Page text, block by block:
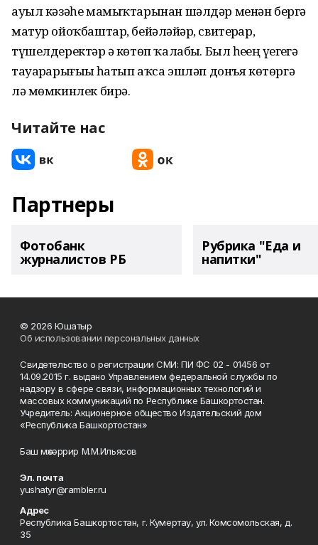
ауыл кәзәһе мамыҡтарынан шәлдәр менән бергә
матур ойоҡбаштар, бейәләйҙәр, свитерҙар,
түшелдеректәр ҙә көтөп ҡалабыҙ. Был һеҙҙең үҙегеҙгә
тауарҙарығыҙҙы һатып аҡса эшләп донъя көтөргә
лә мөмкинлек бирә.
Читайте нас
Партнеры
Фотобанк
журналистов РБ
Рубрика "Еда и
напитки"
© 2026 Юшатыр
Об использовании персональных данных
Свидетельство о регистрации СМИ: ПИ ФС 02 - 01456 от
14.09.2015 г. выдано Управлением федеральной службы по
надзору в сфере связи, информационных технологий и
массовых коммуникаций по Республике Башкортостан.
Учредитель: Акционерное общество Издательский дом
«Республика Башкортостан»
Баш мөхәррир М.М.Ильясов
Эл. почта
yushatyr@rambler.ru
Адрес
Республика Башкортостан, г. Кумертау, ул. Комсомольская, д.
35